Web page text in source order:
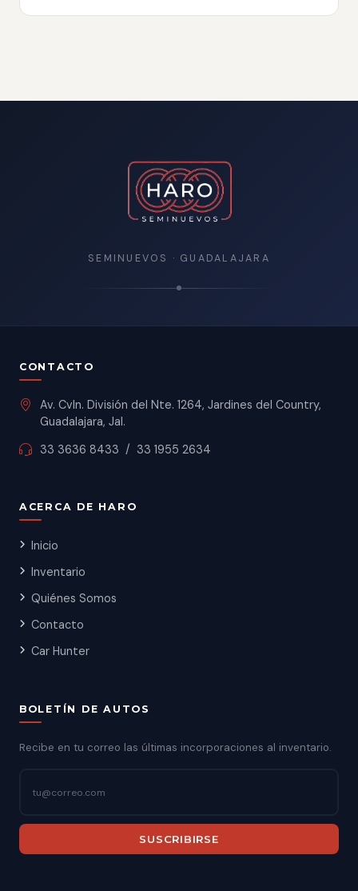
SEMINUEVOS · GUADALAJARA
CONTACTO
Av. Cvln. División del Nte. 1264, Jardines del Country,
Guadalajara, Jal.
33 3636 8433 / 33 1955 2634
ACERCA DE HARO
Inicio
Inventario
Quiénes Somos
Contacto
Car Hunter
BOLETÍN DE AUTOS
Recibe en tu correo las últimas incorporaciones al inventario.
SUSCRIBIRSE